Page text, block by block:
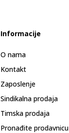
Informacije
O nama
Kontakt
Zaposlenje
Sindikalna prodaja
Timska prodaja
Pronađite prodavnicu